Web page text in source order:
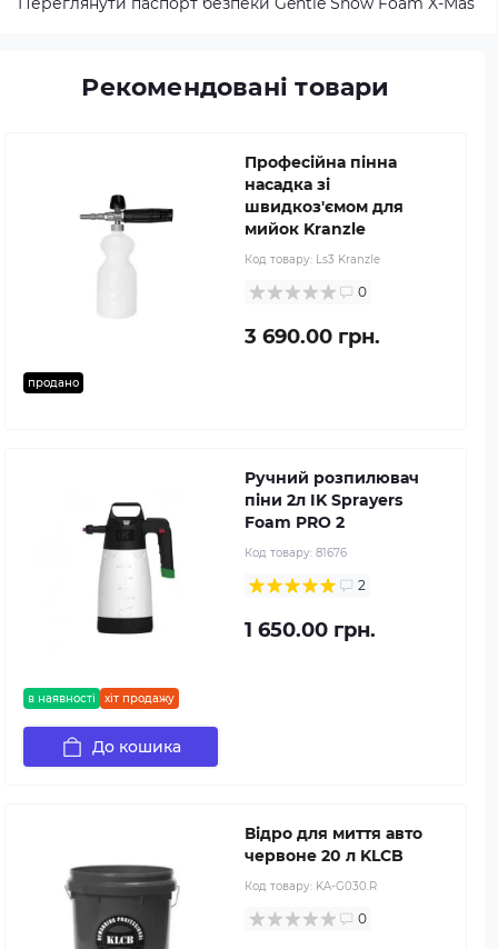
Рекомендовані товари
продано
Професійна пінна
насадка зі
швидкоз'ємом для
мийок Kranzle
Код товару: Ls3 Kranzle
0
3 690.00 грн.
в наявності хіт продажу
Ручний розпилювач
піни 2л IK Sprayers
Foam PRO 2
Код товару: 81676
2
1 650.00 грн.
До кошика
Відро для миття авто
червоне 20 л KLCB
Код товару: KA-G030.R
0